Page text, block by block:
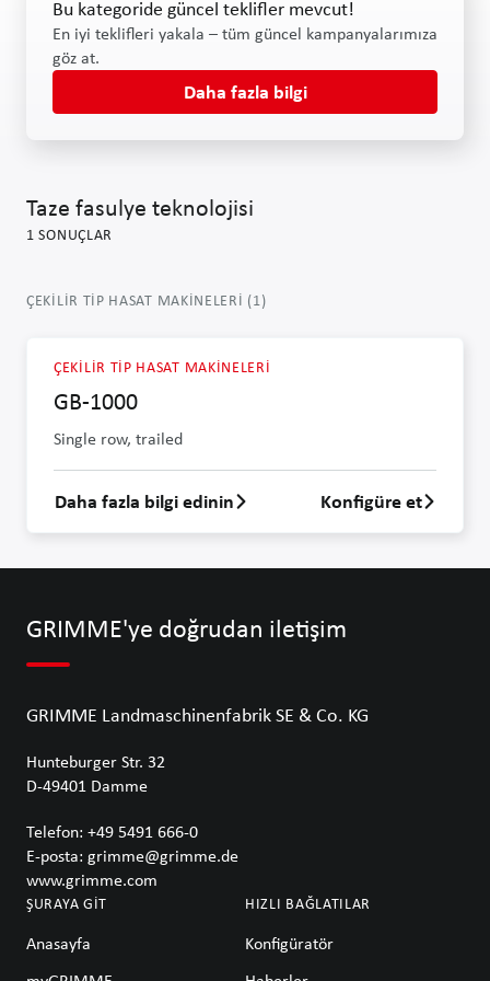
Bu kategoride güncel teklifler mevcut!
En iyi teklifleri yakala – tüm güncel kampanyalarımıza
göz at.
Daha fazla bilgi
Taze fasulye teknolojisi
1 SONUÇLAR
ÇEKILIR TIP HASAT MAKINELERI (1)
ÇEKILIR TIP HASAT MAKINELERI
GB-1000
Single row, trailed
GB-1000 hakkında daha fazla bilgi edin
Daha fazla bilgi edinin Konfigüre et
GRIMME'ye doğrudan iletişim
GRIMME Landmaschinenfabrik SE & Co. KG
Hunteburger Str. 32
D-49401 Damme
Telefon: +49 5491 666-0
E-posta: grimme@grimme.de
www.grimme.com
ŞURAYA GIT
Anasayfa
HIZLI BAĞLATILAR
Konfigüratör